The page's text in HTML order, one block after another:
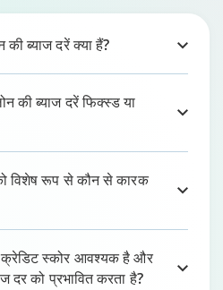
ब्याज दरें क्या हैं?
की ब्याज दरें फिक्स्ड या
विशेष रूप से कौन से कारक
स्कोर आवश्यक है और
दर को प्रभावित करता है?